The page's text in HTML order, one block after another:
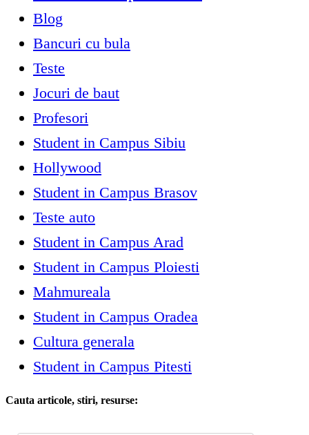
Blog
Bancuri cu bula
Teste
Jocuri de baut
Profesori
Student in Campus Sibiu
Hollywood
Student in Campus Brasov
Teste auto
Student in Campus Arad
Student in Campus Ploiesti
Mahmureala
Student in Campus Oradea
Cultura generala
Student in Campus Pitesti
Cauta articole, stiri, resurse: